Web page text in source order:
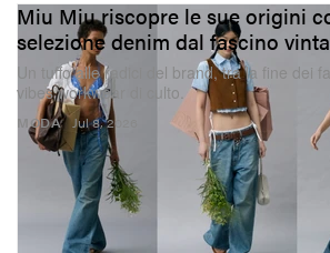
MODA
Miu Miu riscopre le sue origini
selezione denim dal fascino
Un tuffo alle radici del brand, tra la fine dei
vibes workwear di culto.
Jul 8, 2026